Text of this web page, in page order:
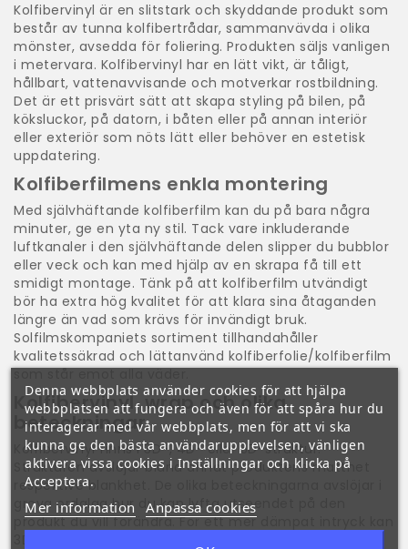
Kolfibervinyl är en slitstark och skyddande produkt som
består av tunna kolfibertrådar, sammanvävda i olika
mönster, avsedda för foliering. Produkten säljs vanligen
i metervara. Kolfibervinyl har en lätt vikt, är tåligt,
hållbart, vattenavvisande och motverkar rostbildning.
Det är ett prisvärt sätt att skapa styling på bilen, på
köksluckor, på datorn, i båten eller på annan interiör
eller exteriör som nöts lätt eller behöver en estetisk
uppdatering.
Kolfiberfilmens enkla montering
Med självhäftande kolfiberfilm kan du på bara några
minuter, ge en yta ny stil. Tack vare inkluderande
luftkanaler i den självhäftande delen slipper du bubblor
eller veck och kan med hjälp av en skrapa få till ett
smidigt montage. Tänk på att kolfiberfilm utvändigt
bör ha extra hög kvalitet för att klara sina åtaganden
längre än vad som krävs för invändigt bruk.
Solfilmskompaniets sortiment tillhandahåller
kvalitetssäkrad och lättanvänd kolfiberfolie/kolfiberfilm
Kolfibervinyl, wrap och olika
beteckningar
Kolfibervinyl finns i 3D-, 4D- eller 5D-struktur.
Strukturen avslöjar bland annat produktens matthet
respektive blankhet. De olika beteckningarna avslöjar i
grova ordalag hur du kan lyfta utseendet på den
produkt du vill förändra. För ett mer dämpat intryck kan
Denna webbplats använder cookies för att hjälpa
webbplatsen att fungera och även för att spåra hur du
interagerar med vår webbplats, men för att vi ska
kunna ge den bästa användarupplevelsen, vänligen
aktivera vissa cookies i Inställningar och klicka på
Acceptera.
Mer information Anpassa cookies